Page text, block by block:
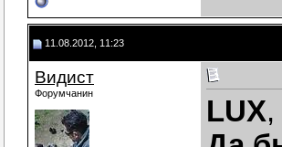
11.08.2012, 11:23
Видист
Форумчанин
LUX,